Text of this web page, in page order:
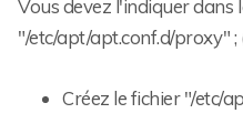
Vous devez l'indiquer dans
"/etc/apt/apt.conf.d/proxy" ;
Créez le fichier "/etc/